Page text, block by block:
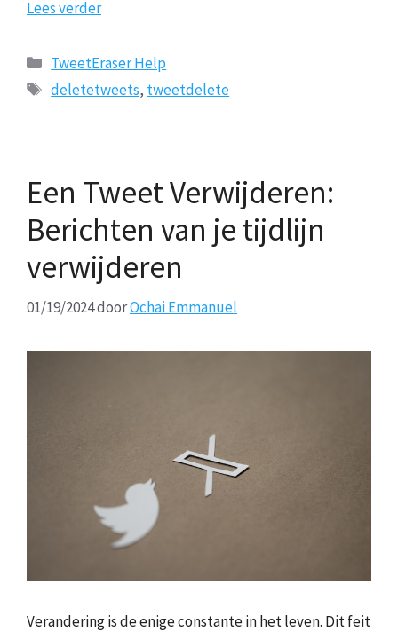
Lees verder
Categorieën
TweetEraser Help
Tags
deletetweets, tweetdelete
Een Tweet Verwijderen:
Berichten van je tijdlijn
verwijderen
01/19/2024doorOchai Emmanuel
Verandering is de enige constante in het leven. Dit feit